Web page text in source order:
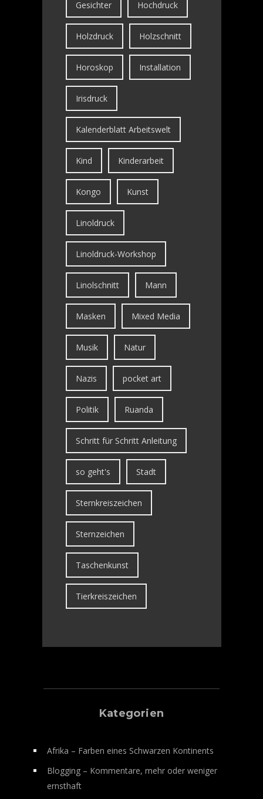
Gesichter Hochdruck
Holzdruck Holzschnitt
Horoskop Installation
Irisdruck
Kalenderblatt Arbeitswelt
Kind Kinderarbeit
Kongo Kunst
Linoldruck
Linoldruck-Workshop
Linolschnitt Mann
Masken Mixed Media
Musik Natur
Nazis pocket art
Politik Ruanda
Schritt für Schritt Anleitung
so geht's Stadt
Sternkreiszeichen
Sternzeichen
Taschenkunst
Tierkreiszeichen
Kategorien
Afrika – Farben eines Schwarzen Kontinents
Blogging – Kommentare, mehr oder weniger
ernsthaft